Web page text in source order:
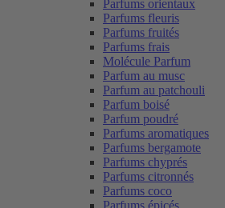
Parfums orientaux
Parfums fleuris
Parfums fruités
Parfums frais
Molécule Parfum
Parfum au musc
Parfum au patchouli
Parfum boisé
Parfum poudré
Parfums aromatiques
Parfums bergamote
Parfums chyprés
Parfums citronnés
Parfums coco
Parfums épicés